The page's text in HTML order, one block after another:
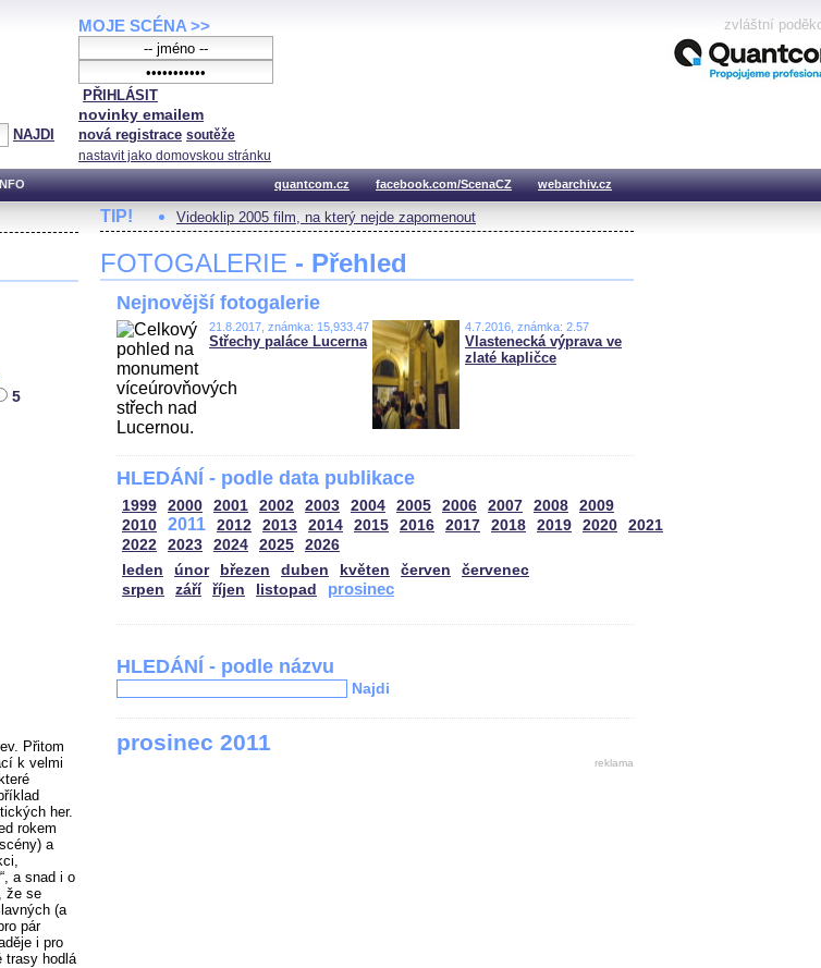
NAJDI
MOJE SCÉNA >>
PŘIHLÁSIT
novinky emailem
nová registrace soutěže
nastavit jako domovskou stránku
zvláštní
quantcom.cz facebook.com/ScenaCZ webarchiv.cz
5
Přitom
k velmi
her.
rokem
a
a snad i o
že se
(a
pár
i pro
trasy hodlá
TIP! Videoklip 2005 film, na který nejde zapomenout
FOTOGALERIE - Přehled
Nejnovější fotogalerie
21.8.2017, známka: 15,933.47
Střechy paláce Lucerna
4.7.2016, známka: 2.57
Vlastenecká výprava ve
zlaté kapličce
HLEDÁNÍ - podle data publikace
1999 2000 2001 2002 2003 2004 2005 2006 2007 2008
2009
2010
2011 2012 2013 2014 2015 2016 2017 2018 2019 2020
2021
2022
2023 2024 2025
2026
leden
únor březen duben květen červen
červenec
srpen
září říjen listopad prosinec
HLEDÁNÍ - podle názvu
Najdi
prosinec 2011
reklama